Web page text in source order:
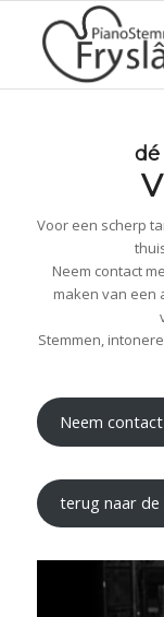
dé
Voor een scherp
Neem contact
maken van een
Stemmen,
Neem
terug naar